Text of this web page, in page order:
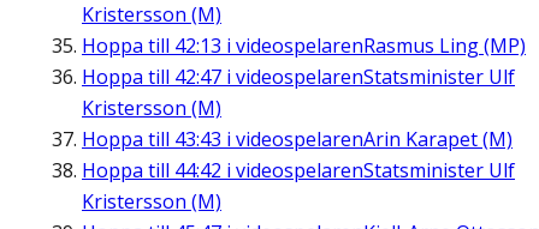
Kristersson (M)
Hoppa till 42:13 i videospelarenRasmus Ling (MP)
Hoppa till 42:47 i videospelarenStatsminister Ulf
Kristersson (M)
Hoppa till 43:43 i videospelarenArin Karapet (M)
Hoppa till 44:42 i videospelarenStatsminister Ulf
Kristersson (M)